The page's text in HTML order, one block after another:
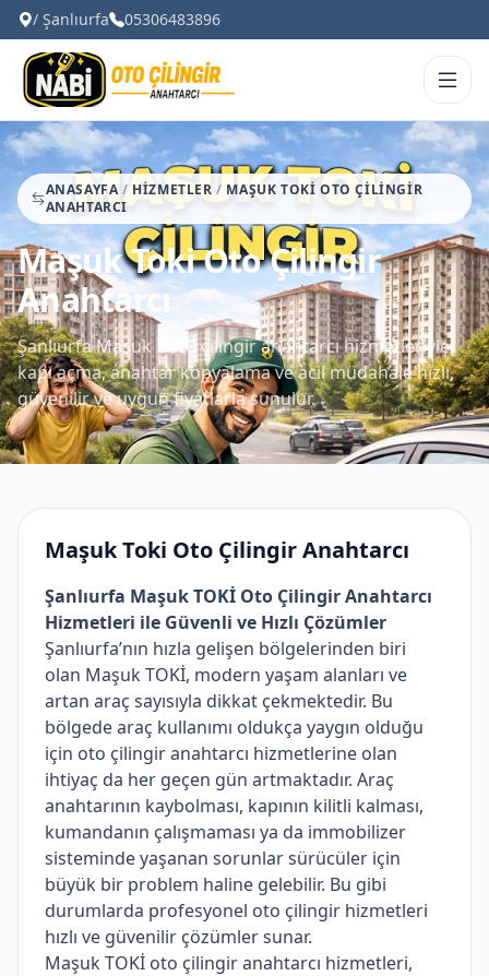
/ Şanlıurfa 05306483896
ANASAYFA / HIZMETLER / MAŞUK TOKI OTO ÇILINGIR
ANAHTARCI
Maşuk Toki Oto Çilingir
Anahtarcı
Şanlıurfa Maşuk TOKİ çilingir anahtarcı hizmetleriyle
kapı açma, anahtar kopyalama ve acil müdahale hızlı,
güvenilir ve uygun fiyatlarla sunulur.
Maşuk Toki Oto Çilingir Anahtarcı
Şanlıurfa Maşuk TOKİ Oto Çilingir Anahtarcı
Hizmetleri ile Güvenli ve Hızlı Çözümler
Şanlıurfa’nın hızla gelişen bölgelerinden biri
olan Maşuk TOKİ, modern yaşam alanları ve
artan araç sayısıyla dikkat çekmektedir. Bu
bölgede araç kullanımı oldukça yaygın olduğu
için oto çilingir anahtarcı hizmetlerine olan
ihtiyaç da her geçen gün artmaktadır. Araç
anahtarının kaybolması, kapının kilitli kalması,
kumandanın çalışmaması ya da immobilizer
sisteminde yaşanan sorunlar sürücüler için
büyük bir problem haline gelebilir. Bu gibi
durumlarda profesyonel oto çilingir hizmetleri
hızlı ve güvenilir çözümler sunar.
Maşuk TOKİ oto çilingir anahtarcı hizmetleri,